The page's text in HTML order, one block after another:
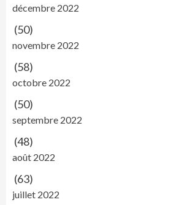
décembre 2022
(50)
novembre 2022
(58)
octobre 2022
(50)
septembre 2022
(48)
août 2022
(63)
juillet 2022